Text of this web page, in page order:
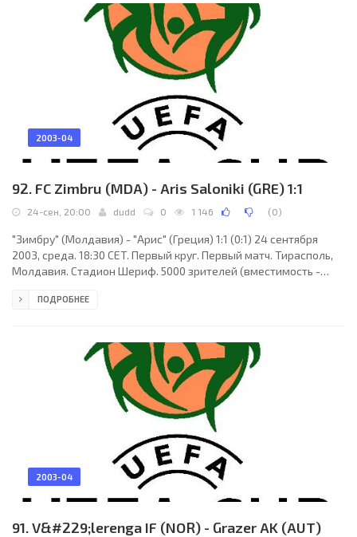
Василь, Матия Кристич, Никола Мельняк, Горан Муянович
(Младен Юрчевич, 65), Горан Гранич (Милан Павличич,
2003-04
92. FC Zimbru (MDA) - Aris Saloniki (GRE) 1:1
24-сен, 20:00 dudd 0 1 146 (0)
"Зимбру" (Молдавия) - "Арис" (Греция) 1:1 (0:1) 24 сентября
2003, среда. 18:30 CET. Первый круг. Первый матч. Тирасполь,
Молдавия. Стадион Шериф. 5000 зрителей (вместимость -
Петрович (Хорватия), Матия Стругачевач (Хорватия).
Леван Гвазава, Борис Чеботарь, Владимир Шишелов (Виорел
Фрунзе, 67), Сергей Писник, Илие Бэлаша, Александр
ПОДРОБНЕЕ
2003-04
91. V&#229;lerenga IF (NOR) - Grazer AK (AUT)